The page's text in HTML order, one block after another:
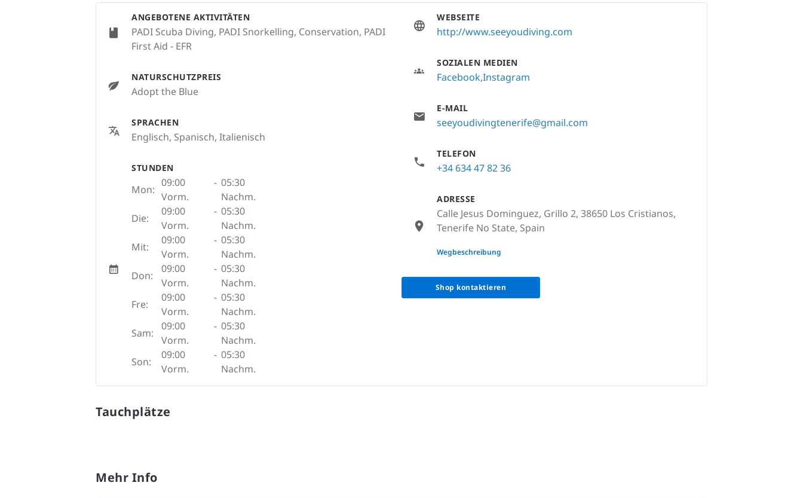
ANGEBOTENE AKTIVITÄTEN
PADI Scuba Diving, PADI Snorkelling, Conservation, PADI
First Aid - EFR
NATURSCHUTZPREIS
Adopt the Blue
SPRACHEN
Englisch, Spanisch, Italienisch
STUNDEN
Mon:
09:00
Vorm.
- 05:30
Nachm.
Die:
09:00
Vorm.
- 05:30
Nachm.
Mit:
09:00
Vorm.
- 05:30
Nachm.
Don:
09:00
Vorm.
- 05:30
Nachm.
Fre:
09:00
Vorm.
- 05:30
Nachm.
Sam:
09:00
Vorm.
- 05:30
Nachm.
Son:
09:00
Vorm.
- 05:30
Nachm.
WEBSEITE
http://www.seeyoudiving.com
SOZIALEN MEDIEN
FacebookInstagram
E-MAIL
seeyoudivingtenerife@gmail.com
TELEFON
+34 634 47 82 36
ADRESSE
Calle Jesus Dominguez, Grillo 2, 38650 Los Cristianos,
Tenerife No State, Spain
None
Wegbeschreibung
Shop kontaktieren
Tauchplätze
Mehr Info